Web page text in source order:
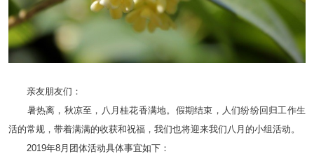
亲友朋友们：
暑热离，秋凉至，八月桂花香满地。假期结束，人们纷纷回归工作生
活的常规，带着满满的收获和祝福，我们也将迎来我们八月的小组活动。
2019年8月团体活动具体事宜如下：